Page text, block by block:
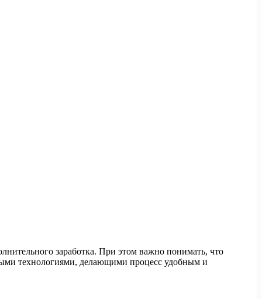
заработка. При этом важно понимать, что
технологиями, делающими процесс удобным и